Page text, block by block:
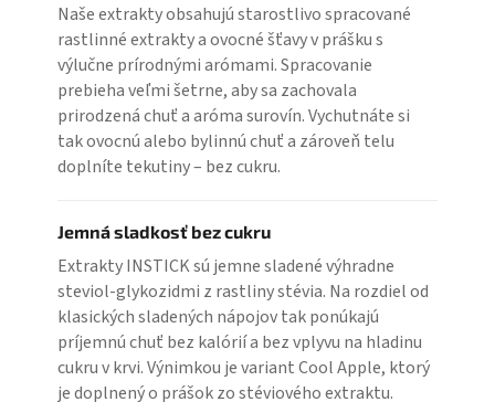
Naše extrakty obsahujú starostlivo spracované
rastlinné extrakty a ovocné šťavy v prášku s
výlučne prírodnými arómami. Spracovanie
prebieha veľmi šetrne, aby sa zachovala
prirodzená chuť a aróma surovín. Vychutnáte si
tak ovocnú alebo bylinnú chuť a zároveň telu
doplníte tekutiny – bez cukru.
Jemná sladkosť bez cukru
Extrakty INSTICK sú jemne sladené výhradne
steviol-glykozidmi z rastliny stévia. Na rozdiel od
klasických sladených nápojov tak ponúkajú
príjemnú chuť bez kalórií a bez vplyvu na hladinu
cukru v krvi. Výnimkou je variant Cool Apple, ktorý
je doplnený o prášok zo stéviového extraktu.